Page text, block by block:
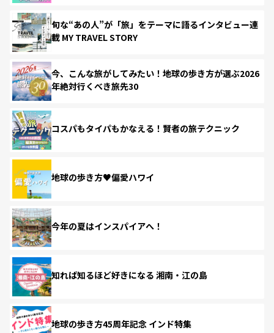
旬な“あの人”が「旅」をテーマに語るインタビュー連
載 MY TRAVEL STORY
今、こんな旅がしてみたい！地球の歩き方が選ぶ2026
年絶対行くべき旅先30
コスパもタイパもかなえる！賢者の旅テクニック
地球の歩き方♥偏愛ハワイ
今年の夏はインスパイアへ！
知れば知るほど好きになる 湘南・江の島
地球の歩き方45周年記念 インド特集